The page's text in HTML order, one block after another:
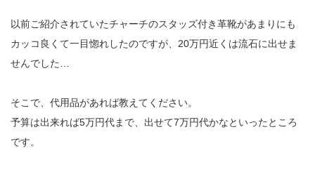
以前ご紹介されていたチャーチのスタッズ付き革靴があまりにも
カッコ良くて一目惚れしたのですが、20万円近くは流石に出せま
せんでした…
そこで、代用品があれば教えてください。
予算は出来れば5万円代まで、出せて7万円代かなといったところ
です。